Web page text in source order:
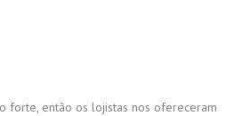
forte, então os lojistas nos ofereceram